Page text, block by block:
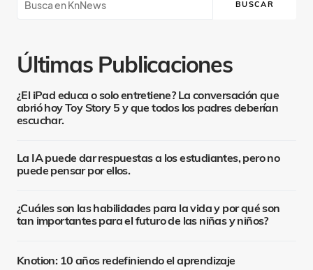
BUSCAR
Últimas Publicaciones
¿El iPad educa o solo entretiene? La conversación que
abrió hoy Toy Story 5 y que todos los padres deberían
escuchar.
La IA puede dar respuestas a los estudiantes, pero no
puede pensar por ellos.
¿Cuáles son las habilidades para la vida y por qué son
tan importantes para el futuro de las niñas y niños?
Knotion: 10 años redefiniendo el aprendizaje